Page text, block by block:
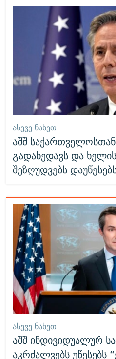
ᲐᲡᲔᲕᲔ ᲜᲐᲮᲔᲗ
აშშ
გადახედავს და
შეზღუდვებს
ᲐᲡᲔᲕᲔ ᲜᲐᲮᲔᲗ
აშშ ინდივიდუალურ
აკრძალვებს უწესებს